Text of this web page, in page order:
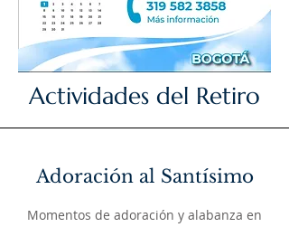
Actividades del Retiro
Adoración al Santísimo
Momentos de adoración y alabanza en